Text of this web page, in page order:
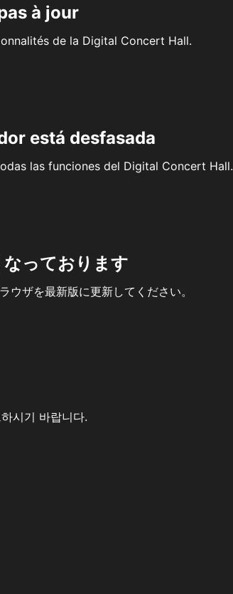
à jour
de la Digital Concert Hall.
está desfasada
las funciones del Digital Concert Hall.
っております
ザを最新版に更新してください。
시기 바랍니다.